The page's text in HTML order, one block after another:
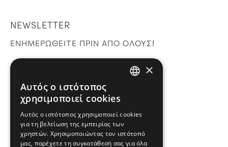
NEWSLETTER
ΕΝΗΜΕΡΩΘΕΙΤΕ ΠΡΙΝ ΑΠΟ ΟΛΟΥΣ!
ΕΠΙΚΟΙΝΩΝΗΣΤΕ ΜΑΖΙ ΜΑΣ
×
Αυτός ο ιστότοπος
χρησιμοποιεί cookies
Αυτός ο ιστότοπος χρησιμοποιεί cookies
για τη βελτίωση της εμπειρίας των
χρηστών. Χρησιμοποιώντας τον ιστότοπό
μας, παρέχετε τη συγκατάθεσή σας για όλα